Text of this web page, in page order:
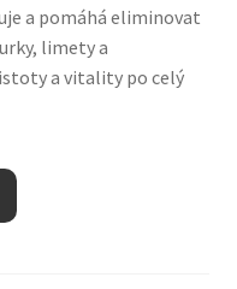
a pomáhá eliminovat
limety a
a vitality po celý